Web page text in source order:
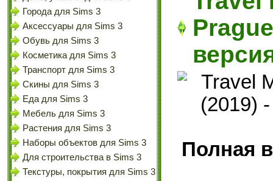
Города для Sims 3
Аксессуары для Sims 3
Обувь для Sims 3
Косметика для Sims 3
Транспорт для Sims 3
Скины для Sims 3
Еда для Sims 3
Мебель для Sims 3
Растения для Sims 3
Наборы объектов для Sims 3
Для строительства в Sims 3
Текстуры, покрытия для Sims 3
Полная